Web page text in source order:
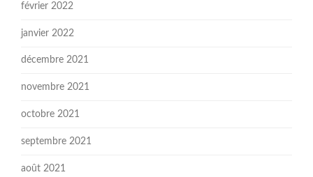
février 2022
janvier 2022
décembre 2021
novembre 2021
octobre 2021
septembre 2021
août 2021